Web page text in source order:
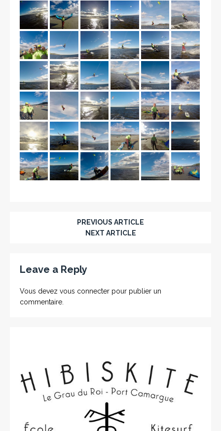
PREVIOUS ARTICLE
NEXT ARTICLE
Leave a Reply
Vous devez vous connecter pour publier un
commentaire.